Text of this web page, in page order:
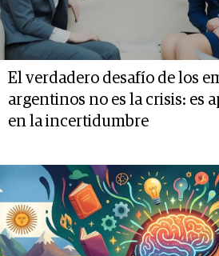
El verdadero desafío de los
argentinos no es la crisis: es
en la incertidumbre